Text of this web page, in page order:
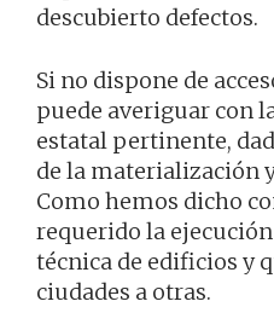
descubierto defectos.
Si no dispone de
puede averiguar con
estatal pertinente,
de la materialización
Como hemos dicho
requerido la
técnica de edificios y
ciudades a otras.